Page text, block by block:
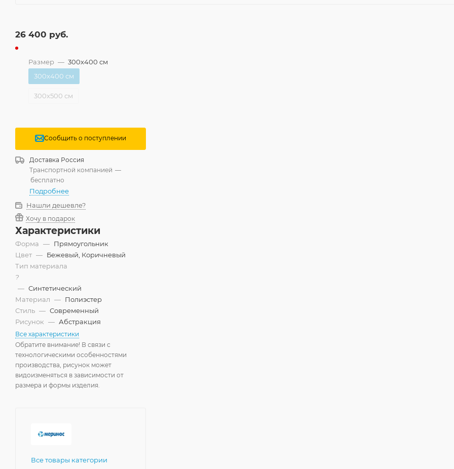
26 400 руб.
Размер — 300x400 см
300x400 см
300x500 см
Сообщить о поступлении
Доставка Россия
Транспортной компанией —
бесплатно
Подробнее
Нашли дешевле?
Хочу в подарок
Характеристики
Форма — Прямоугольник
Цвет — Бежевый, Коричневый
Тип материала
?
— Синтетический
Материал — Полиэстер
Стиль — Современный
Рисунок — Абстракция
Все характеристики
Обратите внимание! В связи с
технологическими особенностями
производства, рисунок может
видоизменяться в зависимости от
размера и формы изделия.
Все товары категории